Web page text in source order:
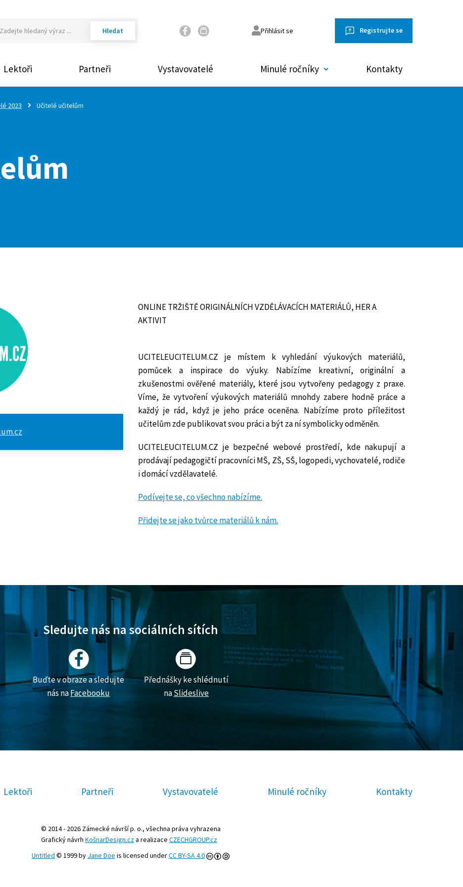
Přihlásit se Registrujte se
Lektoři Partneři Vystavovatelé Minulé ročníky Kontakty
2023 Učitelé učitelům
ONLINE TRŽIŠTĚ ORIGINÁLNÍCH VZDĚLÁVACÍCH MATERIÁLŮ, HER A
AKTIVIT
UCITELEUCITELUM.CZ je místem k vyhledání výukových materiálů,
pomůcek a inspirace do výuky. Nabízíme kreativní, originální a
zkušenostmi ověřené materiály, které jsou vytvořeny pedagogy z praxe.
Víme, že vytvoření výukových materiálů mnohdy zabere hodně práce a
každý je rád, když je jeho práce oceněna. Nabízíme proto příležitost
učitelům zde publikovat svou práci a být za ní symbolicky odměněn.
UCITELEUCITELUM.CZ je bezpečné webové prostředí, kde nakupují a
prodávají pedagogičtí pracovníci MŠ, ZŠ, SŠ, logopedi, vychovatelé, rodiče
i domácí vzdělavatelé.
Podívejte se, co všechno nabízíme.
Přidejte se jako tvůrce materiálů k nám.
Sledujte nás na sociálních sítích
Buďte v obraze a sledujte
nás naFacebooku
Přednášky ke shlédnutí
naSlideslive
Lektoři Partneři Vystavovatelé Minulé ročníky Kontakty
© 2014 - 2026 Zámecké návrší p. o., všechna práva vyhrazena
Grafický návrh KošnarDesign.cza realizace CZECHGROUP.cz
Untitled © 1999 by Jane Doe is licensed underCC BY-SA 4.0